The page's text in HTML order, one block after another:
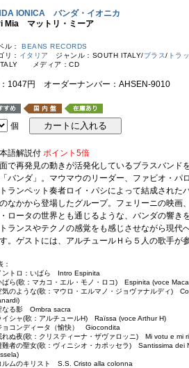
IONICA バンダ・イオニカ
Mia マットリ・ミーア
ル： BEANS RECORDS
リ： イタリア ジャンル：SOUTH ITALY/ブラス/ トラ
メディア：CD
1047円 オーダーナンバー：AHSEN-9010
個
語解説付 ポイント5倍
で再発見の動きが活発化しているブラスバンド
バンダ」。マウマウのリーダー、ファビオ・パ
ランペット奏者ロイ・パシによって結成された
なかから登場したグループ。フェリーニの映画
ロータの世界とも通じるような、バンダの響き
ランスやテクノの感覚をも感じさせながら現代
。ゲストには、アルチュールＨら５人の歌手が
：
ントロ：いばら Intro Espinita
ばら(歌：マカコ・エル・モノ・ロコ) Espinita (voce
気のような(歌：マウロ・エルマノ・ジョヴァナルディ)
なる影 Ombra sacra
イシャ(歌：アルチュールH) Raïssa (voce Arthur H)
ョコンディータ（愉快） Giocondita
れぬ夜(歌：クリスティーナ・ザヴァロッニ) Mi votu e mi
難者の聖女(歌：ヴィニシオ・カポッセラ) Santissima dei
ルムのキリスト S.S. Cristo alla colonna